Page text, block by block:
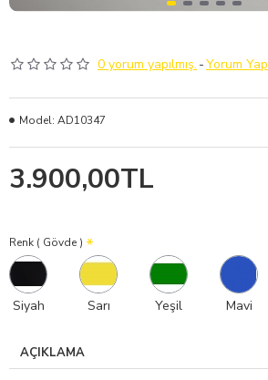
0 yorum yapılmış. -Yorum Yap
3.900,00TL
Model: AD10347
Renk ( Gövde )
Siyah Sarı Yeşil Mavi
AÇIKLAMA